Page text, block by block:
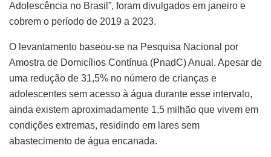
Adolescência no Brasil”, foram divulgados em janeiro e
cobrem o período de 2019 a 2023.
O levantamento baseou-se na Pesquisa Nacional por
Amostra de Domicílios Contínua (PnadC) Anual. Apesar de
uma redução de 31,5% no número de crianças e
adolescentes sem acesso à água durante esse intervalo,
ainda existem aproximadamente 1,5 milhão que vivem em
condições extremas, residindo em lares sem
abastecimento de água encanada.